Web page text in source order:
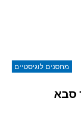
מחסנים לוגיסטיים